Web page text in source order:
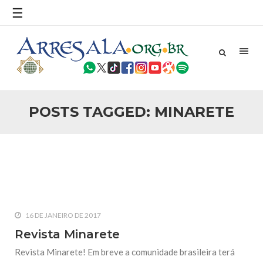
☰
POSTS TAGGED: MINARETE
do terrorismo não
25 DE SETEMBRO DE 2010
Necessárias Considerações Sobre o
Conflito
Por: Ahmed Ismail Introdução O presente artigo resume as
Em nome de Deus, O Clemente, O Misericordioso! O Centro
Islâmico no Brasil parabeniza a nação islâmica pela chegada
no ano novo muçulmano de 1435 Hejrita. Desejamos a
16 DE JANEIRO DE 2017
Revista Minarete
Revista Minarete! Em breve a comunidade brasileira terá